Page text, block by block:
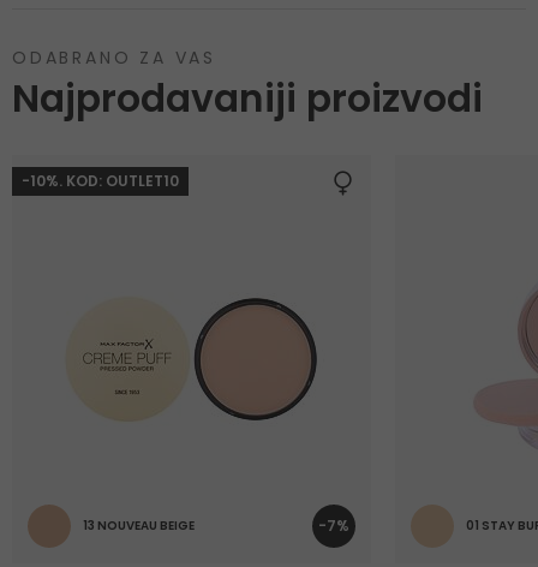
ODABRANO ZA VAS
Najprodavaniji proizvodi
-10%. KOD: OUTLET10
-7%
13 NOUVEAU BEIGE 01 STAY